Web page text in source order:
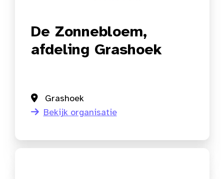
De Zonnebloem,
afdeling Grashoek
Grashoek
Bekijk organisatie